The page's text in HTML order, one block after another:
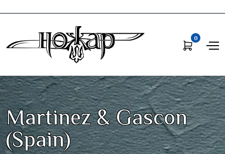
0
Martinez & Gascon
(Spain)